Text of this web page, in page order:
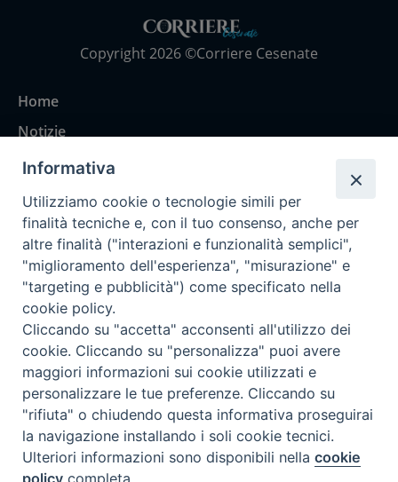
Copyright 2026 ©Corriere Cesenate
Home
Notizie
Rubriche
Chi siamo
Come abbonarsi
Contatti
Informativa
Utilizziamo cookie o tecnologie simili per
finalità tecniche e, con il tuo consenso, anche per
altre finalità ("interazioni e funzionalità semplici",
"miglioramento dell'esperienza", "misurazione" e
"targeting e pubblicità") come specificato nella
cookie policy.
Cliccando su "accetta" acconsenti all'utilizzo dei
cookie. Cliccando su "personalizza" puoi avere
maggiori informazioni sui cookie utilizzati e
personalizzare le tue preferenze. Cliccando su
"rifiuta" o chiudendo questa informativa proseguirai
la navigazione installando i soli cookie tecnici.
Ulteriori informazioni sono disponibili nellacookie
policy completa.